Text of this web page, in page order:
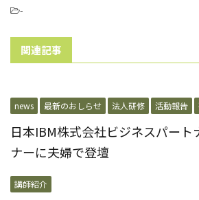
-
関連記事
news 最新のおしらせ 法人研修 活動報告
日本IBM株式会社ビジネスパート
ナーに夫婦で登壇
講師紹介